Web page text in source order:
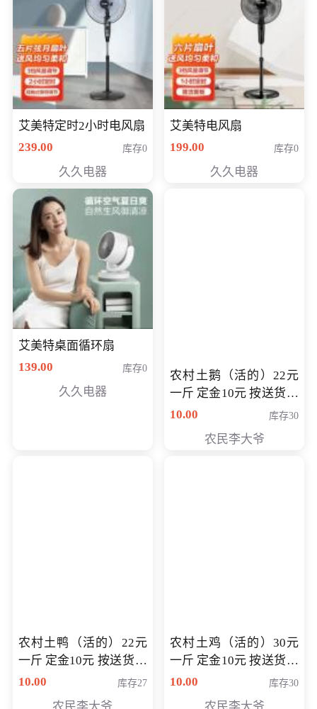
艾美特定时2小时电风扇
239.00
库存0
久久电器
艾美特电风扇
199.00
库存0
久久电器
艾美特桌面循环扇
139.00
库存0
久久电器
农村土鹅（活的）22元
一斤 定金10元 按送货交
付时秤重计算货款 定金
10.00 库存30
农民李大爷
农村土鸭（活的）22元
一斤 定金10元 按送货交
付时秤重计算货款 定金
10.00 库存27
农村土鸡（活的）30元
一斤 定金10元 按送货交
付时秤重计算货款 定金
10.00 库存30